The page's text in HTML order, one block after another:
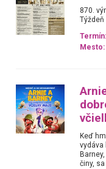
870.
Týždeň
Termín:
Mesto:
Keď
vydáva
činy,